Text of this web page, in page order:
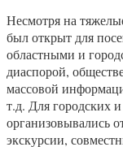
Несмотря на
был открыт для
областными и
диаспорой,
массовой
т.д. Для городских
организовывались
экскурсии,